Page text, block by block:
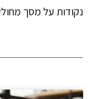
נקודות על מסך